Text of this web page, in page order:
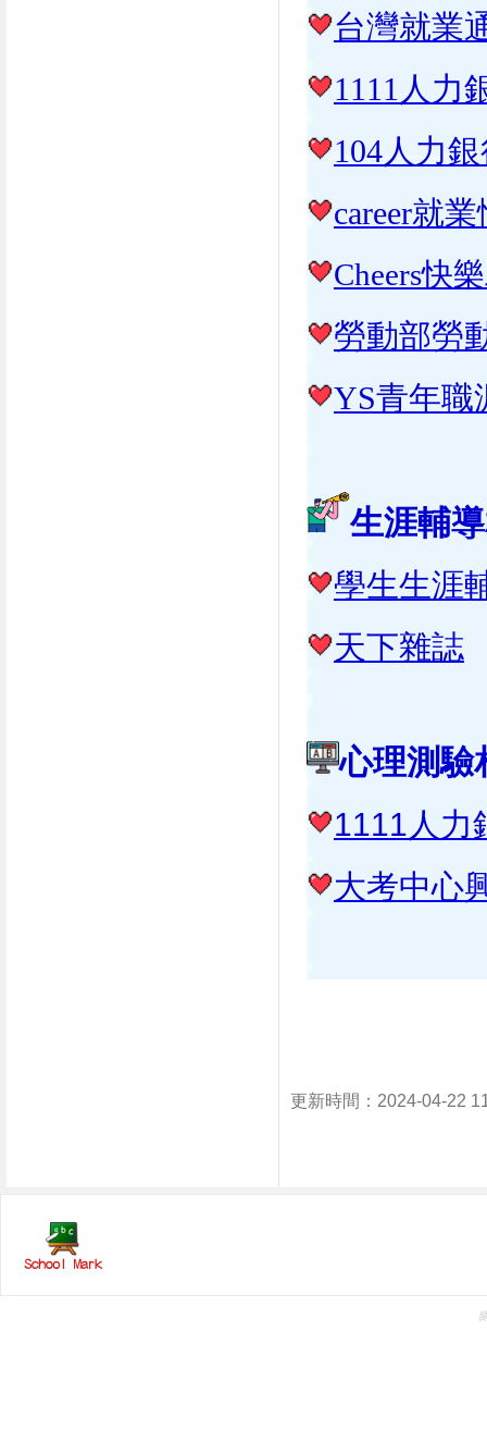
台灣就業
1111人力
104人力
career就
Cheers快
勞動部勞
YS青年職
生涯輔
學生生涯
天下雜誌
心理測驗
1111人力
大考中心
更新時間：2024-04-22